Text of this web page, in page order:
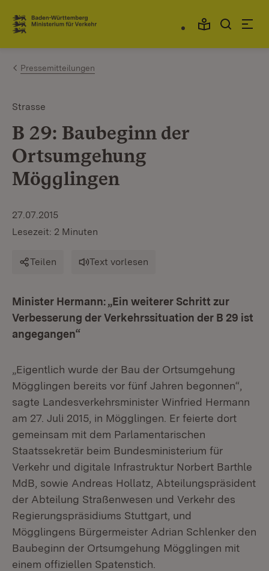
Zum Inhalt springen
Link zur Startseite
Pressemitteilungen
Strasse
B 29: Baubeginn der
Ortsumgehung
Mögglingen
27.07.2015
Lesezeit: 2 Minuten
Teilen Text vorlesen
Minister Hermann: „Ein weiterer Schritt zur
Verbesserung der Verkehrssituation der B 29 ist
angegangen“
„Eigentlich wurde der Bau der Ortsumgehung
Mögglingen bereits vor fünf Jahren begonnen“,
sagte Landesverkehrsminister Winfried Hermann
am 27. Juli 2015, in Mögglingen. Er feierte dort
gemeinsam mit dem Parlamentarischen
Staatssekretär beim Bundesministerium für
Verkehr und digitale Infrastruktur Norbert Barthle
MdB, sowie Andreas Hollatz, Abteilungspräsident
der Abteilung Straßenwesen und Verkehr des
Regierungspräsidiums Stuttgart, und
Mögglingens Bürgermeister Adrian Schlenker den
Baubeginn der Ortsumgehung Mögglingen mit
einem offiziellen Spatenstich.